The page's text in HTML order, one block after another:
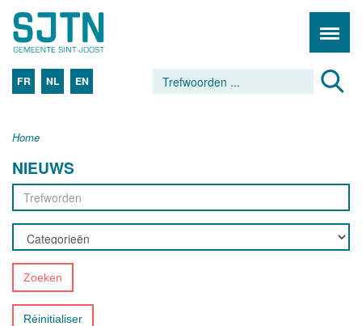
FR NL EN
Home
NIEUWS
Zoeken
Réinitialiser